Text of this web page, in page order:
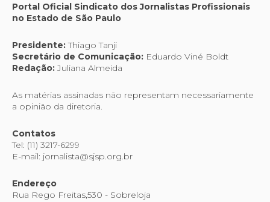
Portal Oficial Sindicato dos Jornalistas Profissionais
no Estado de São Paulo
Presidente:Thiago Tanji
Secretário de Comunicação: Eduardo Viné Boldt
Redação:Juliana Almeida
As matérias assinadas não representam necessariamente
a opinião da diretoria.
Contatos
Tel: (11) 3217-6299
E-mail: jornalista@sjsp.org.br
Endereço
Rua Rego Freitas,530 - Sobreloja